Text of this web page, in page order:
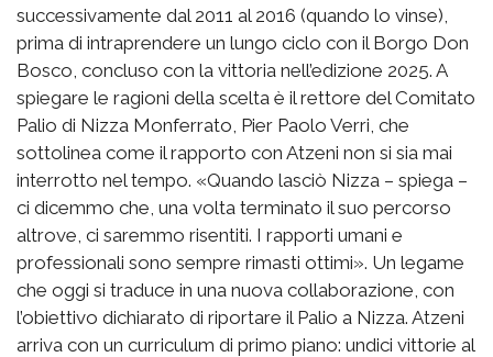
successivamente dal 2011 al 2016 (quando lo vinse),
prima di intraprendere un lungo ciclo con il Borgo Don
Bosco, concluso con la vittoria nell’edizione 2025. A
spiegare le ragioni della scelta è il rettore del Comitato
Palio di Nizza Monferrato, Pier Paolo Verri, che
sottolinea come il rapporto con Atzeni non si sia mai
interrotto nel tempo. «Quando lasciò Nizza – spiega –
ci dicemmo che, una volta terminato il suo percorso
altrove, ci saremmo risentiti. I rapporti umani e
professionali sono sempre rimasti ottimi». Un legame
che oggi si traduce in una nuova collaborazione, con
l’obiettivo dichiarato di riportare il Palio a Nizza. Atzeni
arriva con un curriculum di primo piano: undici vittorie al